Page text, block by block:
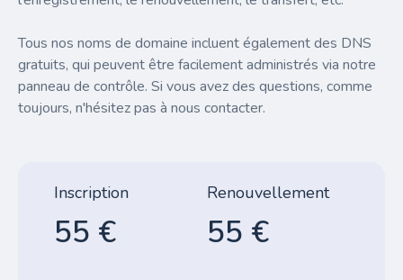
Tous nos noms de domaine incluent également des DNS
gratuits, qui peuvent être facilement administrés via notre
panneau de contrôle. Si vous avez des questions, comme
toujours, n'hésitez pas à nous contacter.
Inscription
55 €
Renouvellement
55 €